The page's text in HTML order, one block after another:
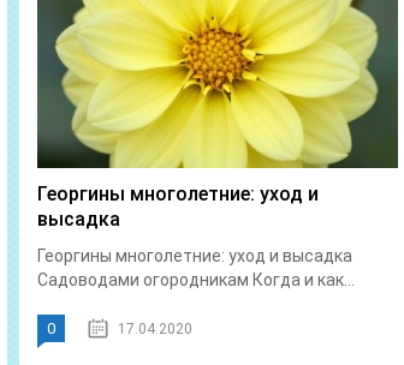
Георгины многолетние: уход и
высадка
Георгины многолетние: уход и высадка
Садоводами огородникам Когда и как...
0 17.04.2020